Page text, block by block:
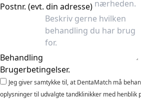
Postnr. (evt. din adresse)
Behandling
Brugerbetingelser.
Jeg giver samtykke til, at DentaMatch må
oplysninger til udvalgte tandklinikker med henblik